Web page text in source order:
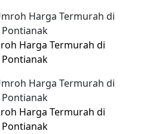
Harga Termurah di
Harga Termurah di